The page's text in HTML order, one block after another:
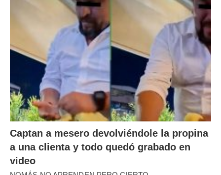
Captan a mesero devolviéndole la propina
a una clienta y todo quedó grabado en
video